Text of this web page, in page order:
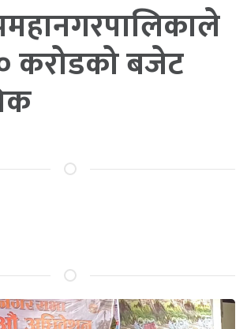
करोडको बजेट